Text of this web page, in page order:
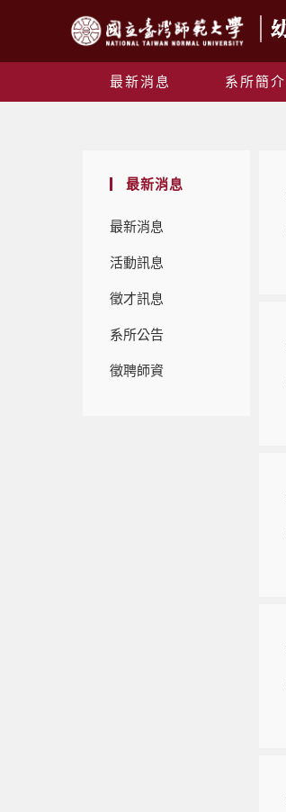
最新消息 系所簡介
最新消息
最新消息
活動訊息
徵才訊息
系所公告
徵聘師資